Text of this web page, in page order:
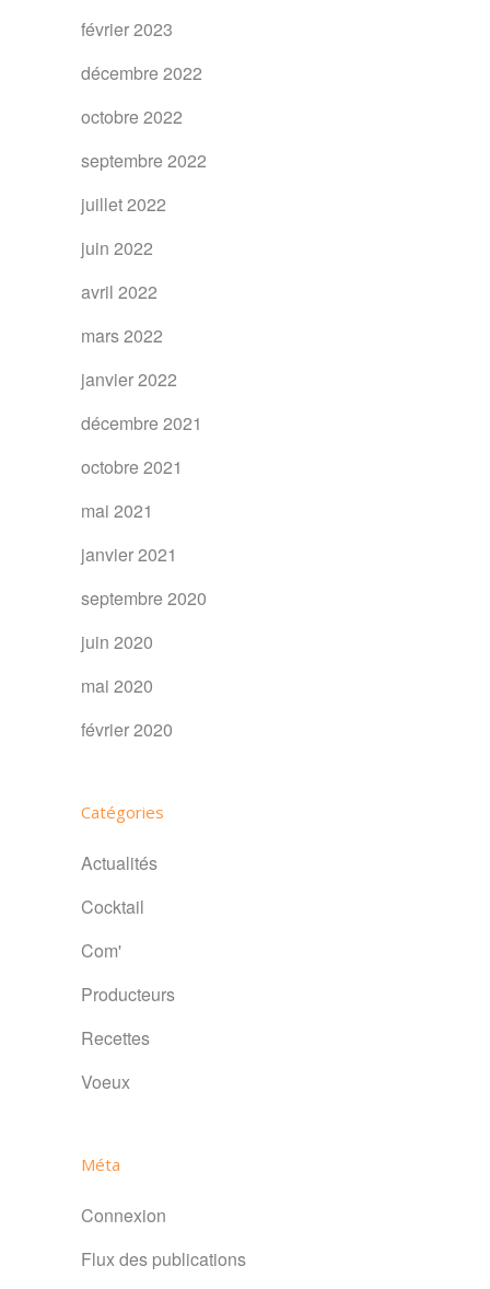
février 2023
décembre 2022
octobre 2022
septembre 2022
juillet 2022
juin 2022
avril 2022
mars 2022
janvier 2022
décembre 2021
octobre 2021
mai 2021
janvier 2021
septembre 2020
juin 2020
mai 2020
février 2020
Catégories
Actualités
Cocktail
Com'
Producteurs
Recettes
Voeux
Méta
Connexion
Flux des publications